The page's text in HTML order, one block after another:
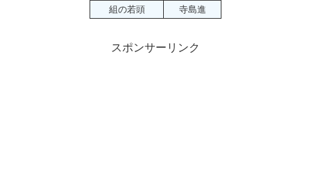
組の若頭
寺島進
スポンサーリンク